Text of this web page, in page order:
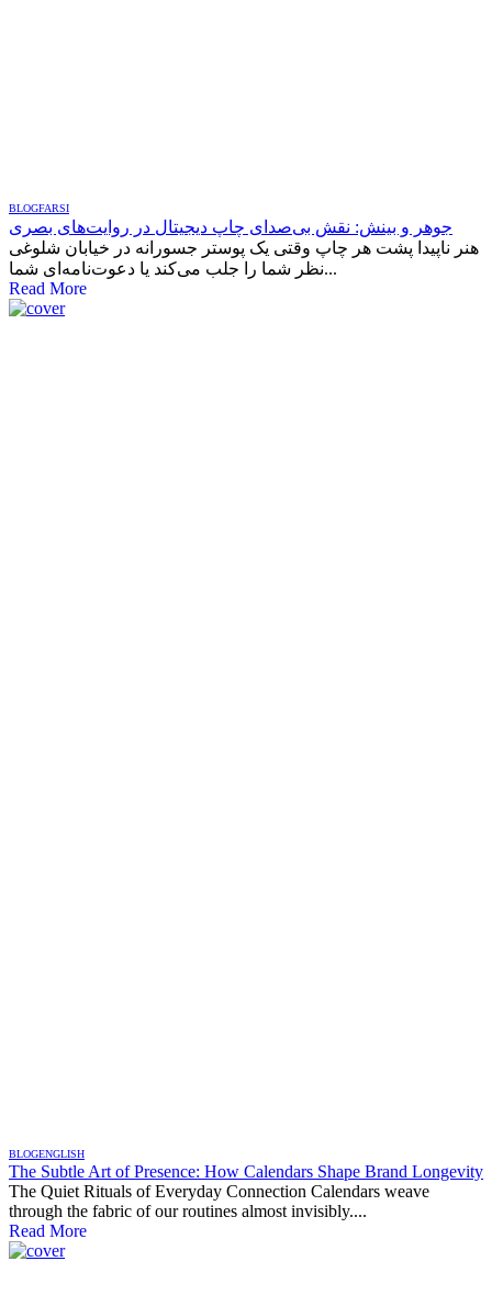
BLOGFARSI
جوهر و بینش: نقش بی‌صدای چاپ دیجیتال در روایت‌های بصری
هنر ناپیدا پشت هر چاپ وقتی یک پوستر جسورانه در خیابان شلوغی
نظر شما را جلب می‌کند یا دعوت‌نامه‌ای شما...
Read More
BLOGENGLISH
The Subtle Art of Presence: How Calendars Shape Brand Longevity
The Quiet Rituals of Everyday Connection Calendars weave
through the fabric of our routines almost invisibly....
Read More